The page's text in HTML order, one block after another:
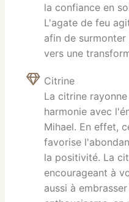
la confiance en
L'agate de feu
afin de
vers une
Citrine
La citrine
harmonie avec
Mihael. En effet,
favorise
la positivité. La
encourageant à
aussi à